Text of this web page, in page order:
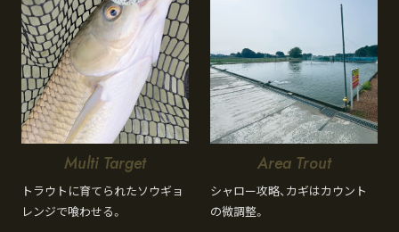
Multi Target
トラウトに育てられたソウギョ
レンジで喰わせる。
Area Trout
シャロー攻略、カギはカウント
の微調整。